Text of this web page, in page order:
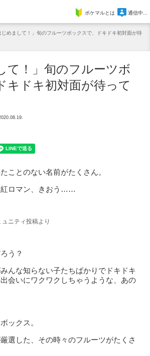
Pocket Marcheポケマルとは 通信中...
じめまして！」旬のフルーツボックスで、ドキドキ初対面が待
て！」旬のフルーツボ
キドキ初対面が待って
ことのない名前がたくさん。
紅ロマン、きおう……
ニティ投稿より
う？
んな知らない子たちばかりでドキドキ
会いにワクワクしちゃうような、あの
ックス。
選した、その時々のフルーツがたくさ